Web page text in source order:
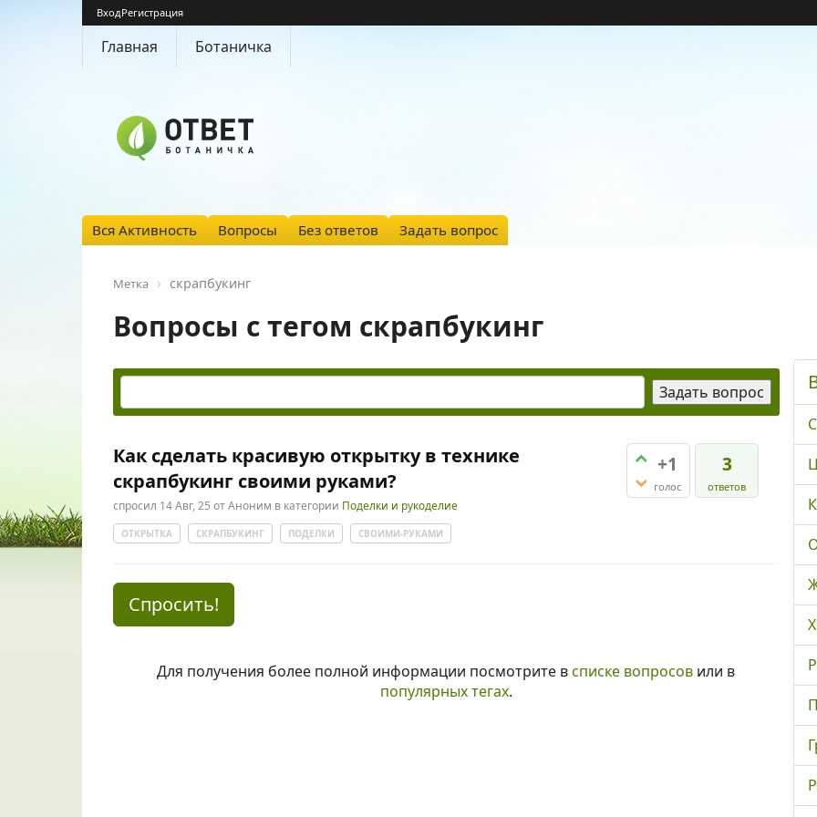
ВходРегистрация
Главная Ботаничка
Вся Активность Вопросы Без ответов Задать вопрос
Метка скрапбукинг
Вопросы с тегом скрапбукинг
+1
голос
3
ответов
Как сделать красивую открытку в технике
скрапбукинг своими руками?
спросил 14 Авг, 25 отАноним в категории Поделки и рукоделие
ОТКРЫТКА СКРАПБУКИНГ ПОДЕЛКИ СВОИМИ-РУКАМИ
Спросить!
Для получения более полной информации посмотрите всписке вопросов или в
популярных тегах.